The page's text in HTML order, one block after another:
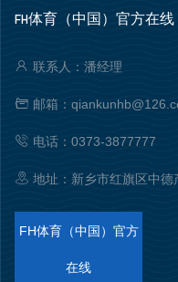
FH体育（中国）官方在线
联系人：潘经理
邮箱：
电话：0373-3877777
地址：新乡市红旗区中德
FH体育（中国）官方
在线